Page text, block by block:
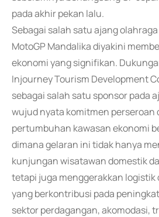
pada akhir pekan lalu.
Sebagai salah satu ajang
MotoGP Mandalika diyakini
ekonomi yang signifikan.
Injourney Tourism Development
sebagai salah satu sponsor pada
wujud nyata komitmen perseroan
pertumbuhan kawasan ekonomi
dimana gelaran ini tidak hanya
kunjungan wisatawan domestik
tetapi juga menggerakkan logistik
yang berkontribusi pada
sektor perdagangan, akomodasi,